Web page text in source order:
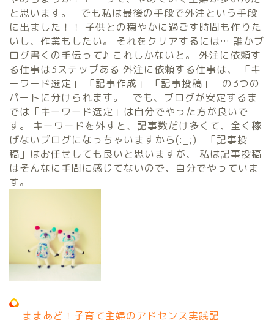
と思います。 でも私は最後の手段で外注という手段
に出ました！！ 子供との穏やかに過ごす時間も作りた
いし、作業もしたい。 それをクリアするには… 誰かブ
ログ書くの手伝って♪ これしかないと。 外注に依頼す
る仕事は3ステップある 外注に依頼する仕事は、 「キ
ーワード選定」 「記事作成」 「記事投稿」 の3つの
パートに分けられます。 でも、ブログが安定するま
では「キーワード選定」は自分でやった方が良いで
す。 キーワードを外すと、記事数だけ多くて、全く稼
げないブログになっちゃいますから(:_;) 「記事投
稿」はお任せしても良いと思いますが、 私は記事投稿
はそんなに手間に感じてないので、自分でやっていま
す。
ままあど！子育て主婦のアドセンス実践記